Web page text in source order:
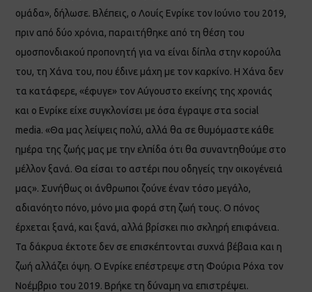
ομάδα», δήλωσε. Βλέπεις, ο Λουίς Ενρίκε τον Ιούνιο του 2019,
πριν από δύο χρόνια, παραιτήθηκε από τη θέση του
ομοσπονδιακού προπονητή για να είναι δίπλα στην κορούλα
του, τη Χάνα του, που έδινε μάχη με τον καρκίνο. Η Χάνα δεν
τα κατάφερε, «έφυγε» τον Αύγουστο εκείνης της χρονιάς
και ο Ενρίκε είχε συγκλονίσει με όσα έγραψε στα social
media. «Θα μας λείψεις πολύ, αλλά θα σε θυμόμαστε κάθε
ημέρα της ζωής μας με την ελπίδα ότι θα συναντηθούμε στο
μέλλον ξανά. Θα είσαι το αστέρι που οδηγείς την οικογένειά
μας». Συνήθως οι άνθρωποι ζούνε έναν τόσο μεγάλο,
αδιανόητο πόνο, μόνο μια φορά στη ζωή τους. Ο πόνος
έρχεται ξανά, και ξανά, αλλά βρίσκει πιο σκληρή επιφάνεια.
Τα δάκρυα έκτοτε δεν σε επισκέπτονται συχνά βέβαια και η
ζωή αλλάζει όψη. Ο Ενρίκε επέστρεψε στη Φούρια Ρόχα τον
Νοέμβριο του 2019. Βρήκε τη δύναμη να επιστρέψει.